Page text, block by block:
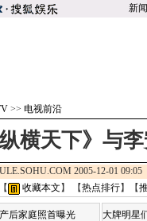
新闻
>> 电视前沿
横天下》与
2005-12-01
收藏本文 】 【热点排行】【
后家庭照首曝光 大牌明星